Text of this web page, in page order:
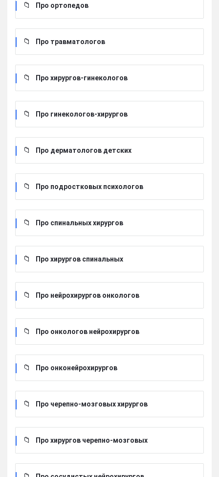
Про ортопедов
Про травматологов
Про хирургов-гинекологов
Про гинекологов-хирургов
Про дерматологов детских
Про подростковых психологов
Про спинальных хирургов
Про хирургов cпинальных
Про нейрохирургов онкологов
Про онкологов нейрохирургов
Про онконейрохирургов
Про черепно-мозговых хирургов
Про хирургов черепно-мозговых